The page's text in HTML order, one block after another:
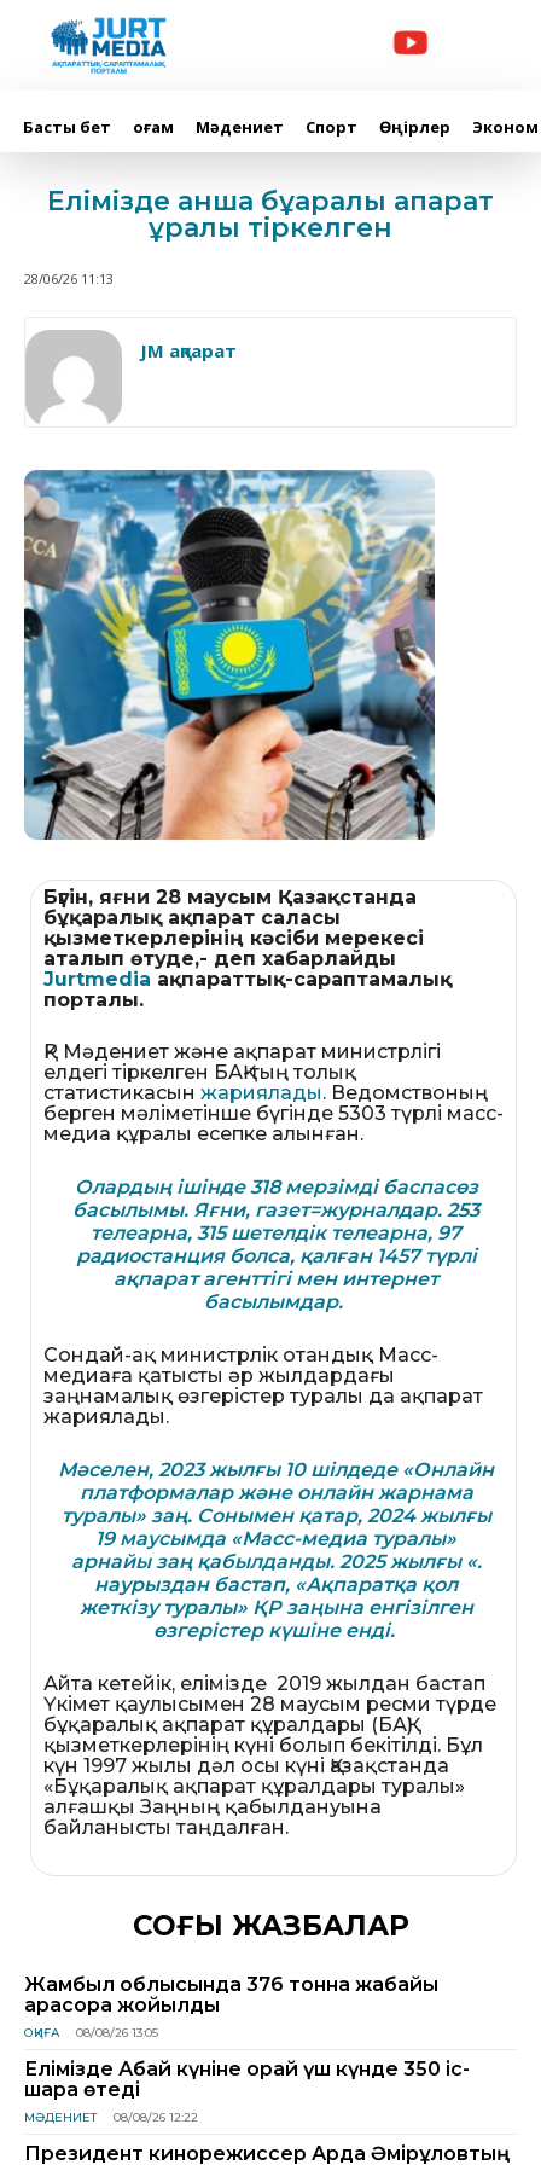
Басты бет Қоғам Мәдениет Спорт Өңірлер
Елімізде қанша бұқаралық ақпарат
құралы тіркелген
28/06/26 11:13
JM ақпарат
Бүгін, яғни 28 маусым Қазақстанда
бұқаралық ақпарат саласы
қызметкерлерінің кәсіби мерекесі
аталып өтуде,- деп хабарлайды
Jurtmedia ақпараттық-сараптамалық
порталы.
ҚР Мәдениет және ақпарат министрлігі
елдегі тіркелген БАҚ-тың толық
статистикасын жариялады. Ведомствоның
берген мәліметінше бүгінде 5303 түрлі масс-
медиа құралы есепке алынған.
Олардың ішінде 318 мерзімді баспасөз
басылымы. Яғни, газет=журналдар. 253
телеарна, 315 шетелдік телеарна, 97
радиостанция болса, қалған 1457 түрлі
ақпарат агенттігі мен интернет
басылымдар.
Сондай-ақ министрлік отандық Масс-
медиаға қатысты әр жылдардағы
заңнамалық өзгерістер туралы да ақпарат
жариялады.
Мәселен, 2023 жылғы 10 шілдеде «Онлайн
платформалар және онлайн жарнама
туралы» заң. Сонымен қатар, 2024 жылғы
19 маусымда «Масс-медиа туралы»
арнайы заң қабылданды. 2025 жылғы «.
наурыздан бастап, «Ақпаратқа қол
жеткізу туралы» ҚР заңына енгізілген
өзгерістер күшіне енді.
Айта кетейік, елімізде 2019 жылдан бастап
Үкімет қаулысымен 28 маусым ресми түрде
бұқаралық ақпарат құралдары (БАҚ)
қызметкерлерінің күні болып бекітілді. Бұл
күн 1997 жылы дәл осы күні Қазақстанда
«Бұқаралық ақпарат құралдары туралы»
алғашқы Заңның қабылдануына
байланысты таңдалған.
СОҢҒЫ ЖАЗБАЛАР
Жамбыл облысында 376 тонна жабайы
қарасора жойылды
ОҚИҒА 08/08/26 13:05
Елімізде Абай күніне орай үш күнде 350 іс-
шара өтеді
МӘДЕНИЕТ 08/08/26 12:22
Президент кинорежиссер Ардақ Әмірқұловтың